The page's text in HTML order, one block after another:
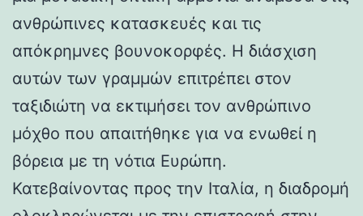
ανθρώπινες κατασκευές και τις
απόκρημνες βουνοκορφές. Η διάσχιση
αυτών των γραμμών επιτρέπει στον
ταξιδιώτη να εκτιμήσει τον ανθρώπινο
μόχθο που απαιτήθηκε για να ενωθεί η
βόρεια με τη νότια Ευρώπη.
Κατεβαίνοντας προς την Ιταλία, η διαδρομή